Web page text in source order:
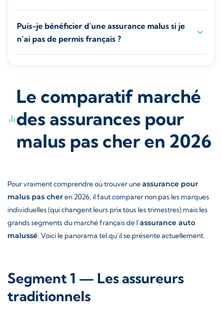
Puis-je bénéficier d’une assurance malus si je
n’ai pas de permis français ?
Le comparatif marché
des assurances pour
malus pas cher en 2026
Pour vraiment comprendre où trouver uneassurance pour
malus pas cheren 2026, il faut comparer non pas les marques
individuelles (qui changent leurs prix tous les trimestres) mais les
grands segments du marché français de l’assurance auto
malussé. Voici le panorama tel qu’il se présente actuellement.
Segment 1 — Les assureurs
traditionnels